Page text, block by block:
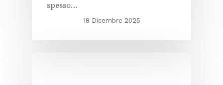
spesso…
18 Dicembre 2025